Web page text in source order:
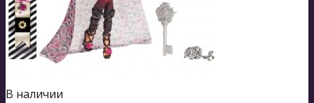
В наличии